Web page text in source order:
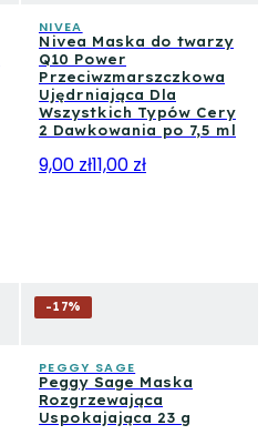
NIVEA
Nivea Maska do twarzy
Q10 Power
Przeciwzmarszczkowa
Ujędrniająca Dla
Wszystkich Typów Cery
2 Dawkowania po 7,5 ml
9,00 zł11,00 zł
-17%
PEGGY SAGE
Peggy Sage Maska
Rozgrzewająca
Uspokajająca 23 g